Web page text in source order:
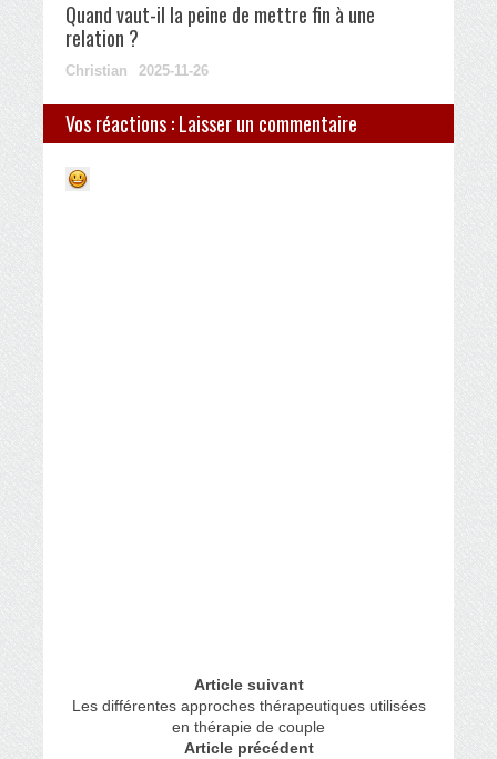
Quand vaut-il la peine de mettre fin à une
relation ?
Christian 2025-11-26
Vos réactions : Laisser un commentaire
Article suivant
Les différentes approches thérapeutiques utilisées
en thérapie de couple
Article précédent